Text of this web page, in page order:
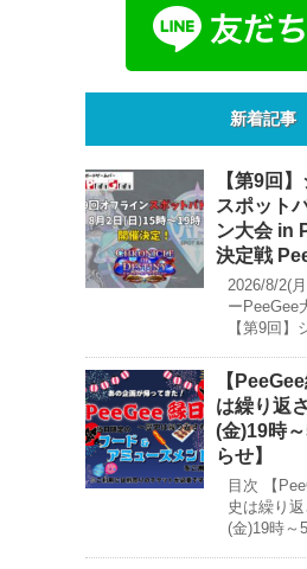
新着記事
【第9回
スポット
ン大会 in
決定戦
2026/8/2(
ーPeeGee
【第9回】
【
は繰り返
(金)19時
らせ】
目次 【
史は繰り
(金)19時～